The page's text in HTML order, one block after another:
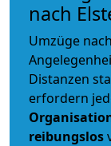
nach
Umzüge
Distanzen
erfordern
reibungslos